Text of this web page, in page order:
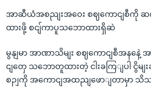
အာဆီယံအစညျးအဝေး စဈကောငျစီကို ဆ
ထားဖို့ စငျ်ကာပူသဘောထားရှိဆဲ
မွနျမာ အာဏာသိမျး စဈကောငျစီအနနေဲ့
ငျတှေ သဘောတူထားတဲ့ ငါးခကြျပါ ငွိမျးခ
စဉျကို အကောငျအထညျဖောျတာမှာ သိ